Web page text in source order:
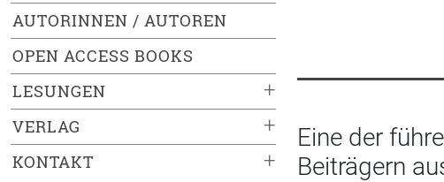
AUTORINNEN / AUTOREN
OPEN ACCESS BOOKS
+
LESUNGEN
+
VERLAG
+
KONTAKT
Eine der
Beiträgern